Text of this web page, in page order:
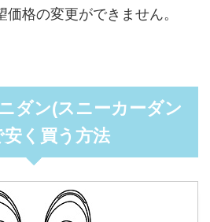
価格の変更ができません。
ダン(スニーカーダン
安く買う方法